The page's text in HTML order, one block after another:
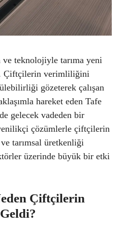
teknolojiyle tarıma yeni
Çiftçilerin verimliliğini
gözeterek çalışan
hareket eden Tafe
gelecek vadeden bir
çözümlerle çiftçilerin
tarımsal üretkenliği
üzerinde büyük bir etki
Çiftçilerin